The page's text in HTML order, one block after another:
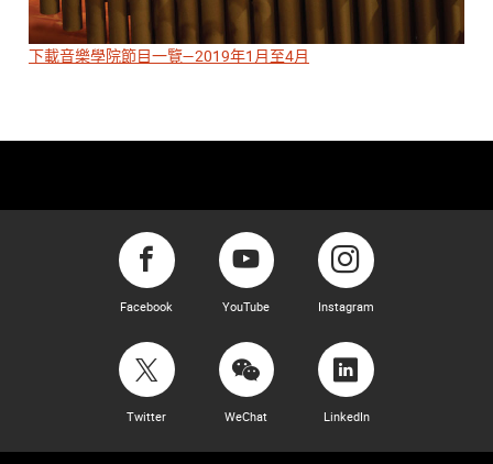
下載音樂學院節目一覽—2019年1月至4月
Facebook YouTube Instagram
Twitter WeChat LinkedIn